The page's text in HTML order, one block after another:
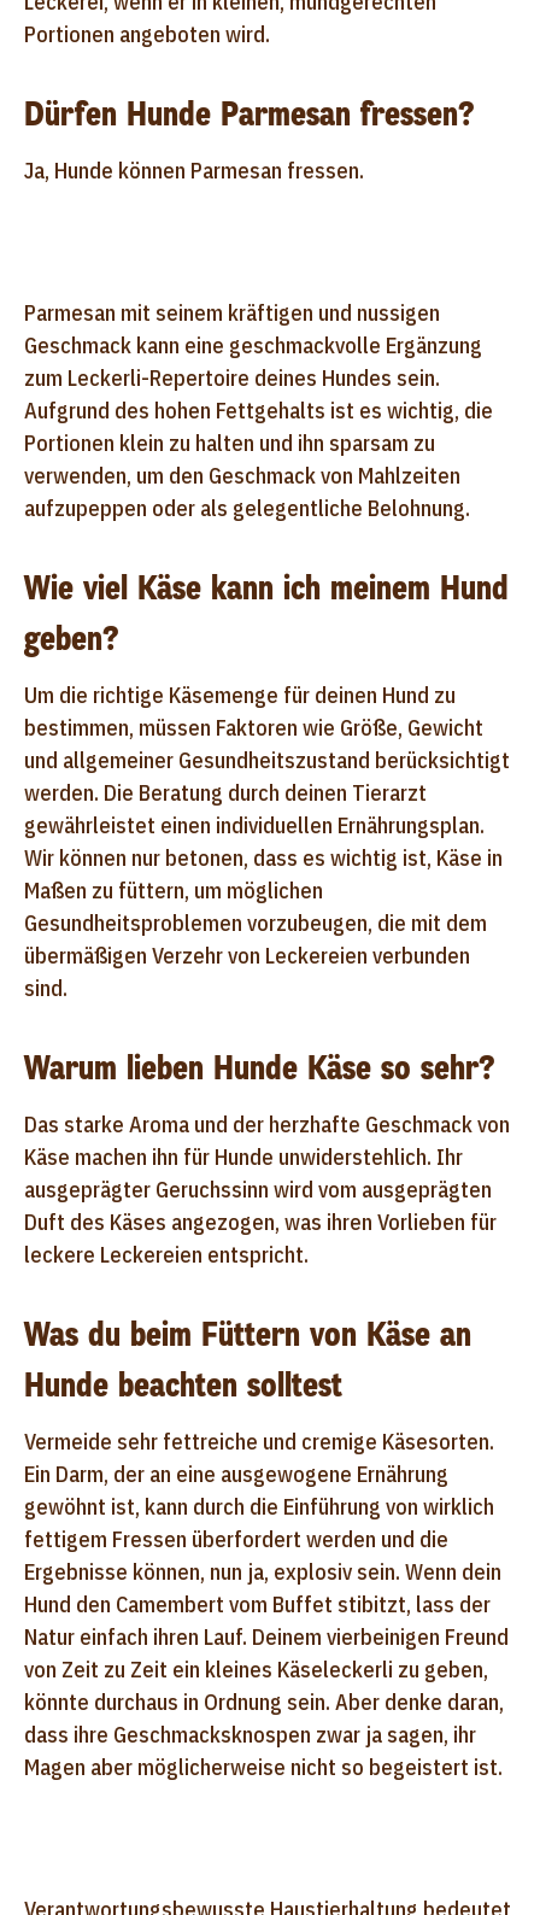
Portionen angeboten wird.
Dürfen Hunde Parmesan fressen?
Ja, Hunde können Parmesan fressen.
Parmesan mit seinem kräftigen und nussigen
Geschmack kann eine geschmackvolle Ergänzung
zum Leckerli-Repertoire deines Hundes sein.
Aufgrund des hohen Fettgehalts ist es wichtig, die
Portionen klein zu halten und ihn sparsam zu
verwenden, um den Geschmack von Mahlzeiten
aufzupeppen oder als gelegentliche Belohnung.
Wie viel Käse kann ich meinem Hund
geben?
Um die richtige Käsemenge für deinen Hund zu
bestimmen, müssen Faktoren wie Größe, Gewicht
und allgemeiner Gesundheitszustand berücksichtigt
werden. Die Beratung durch deinen Tierarzt
gewährleistet einen individuellen Ernährungsplan.
Wir können nur betonen, dass es wichtig ist, Käse in
Maßen zu füttern, um möglichen
Gesundheitsproblemen vorzubeugen, die mit dem
übermäßigen Verzehr von Leckereien verbunden
sind.
Warum lieben Hunde Käse so sehr?
Das starke Aroma und der herzhafte Geschmack von
Käse machen ihn für Hunde unwiderstehlich. Ihr
ausgeprägter Geruchssinn wird vom ausgeprägten
Duft des Käses angezogen, was ihren Vorlieben für
leckere Leckereien entspricht.
Was du beim Füttern von Käse an
Hunde beachten solltest
Vermeide sehr fettreiche und cremige Käsesorten.
Ein Darm, der an eine ausgewogene Ernährung
gewöhnt ist, kann durch die Einführung von wirklich
fettigem Fressen überfordert werden und die
Ergebnisse können, nun ja, explosiv sein. Wenn dein
Hund den Camembert vom Buffet stibitzt, lass der
Natur einfach ihren Lauf. Deinem vierbeinigen Freund
von Zeit zu Zeit ein kleines Käseleckerli zu geben,
könnte durchaus in Ordnung sein. Aber denke daran,
dass ihre Geschmacksknospen zwar ja sagen, ihr
Magen aber möglicherweise nicht so begeistert ist.
Verantwortungsbewusste Haustierhaltung bedeutet,